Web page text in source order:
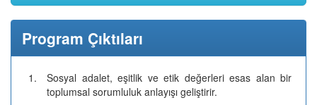
Program Çıktıları
1.
Sosyal adalet, eşitlik ve etik değerleri esas alan bir
toplumsal sorumluluk anlayışı geliştirir.